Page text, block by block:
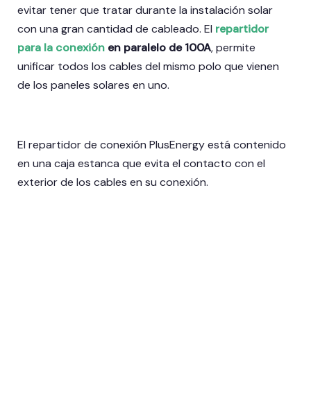
evitar tener que tratar durante la instalación solar
con una gran cantidad de cableado. El repartidor
para la conexión en paralelo de 100A, permite
unificar todos los cables del mismo polo que vienen
de los paneles solares en uno.
El repartidor de conexión PlusEnergy está contenido
en una caja estanca que evita el contacto con el
exterior de los cables en su conexión.